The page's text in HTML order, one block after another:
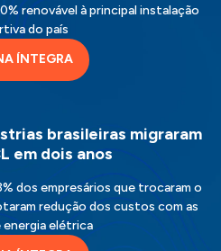
renovável à principal instalação
do país
ÍNTEGRA
brasileiras migraram
em dois anos
dos empresários que trocaram o
redução dos custos com as
elétrica